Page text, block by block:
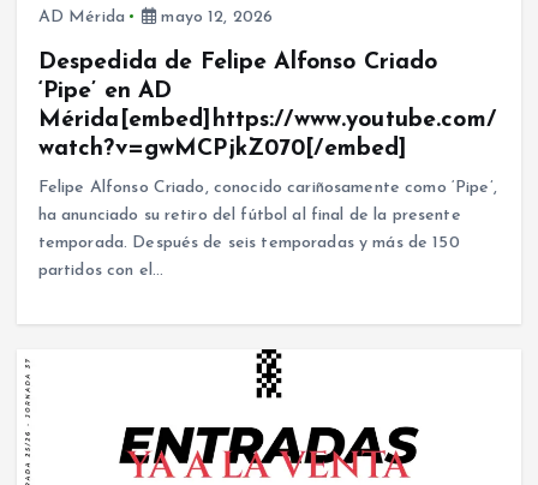
AD Mérida mayo 12, 2026
Despedida de Felipe Alfonso Criado
‘Pipe’ en AD
Mérida[embed]https://www.youtube.com/
watch?v=gwMCPjkZ070[/embed]
Felipe Alfonso Criado, conocido cariñosamente como ‘Pipe’,
ha anunciado su retiro del fútbol al final de la presente
temporada. Después de seis temporadas y más de 150
partidos con el…